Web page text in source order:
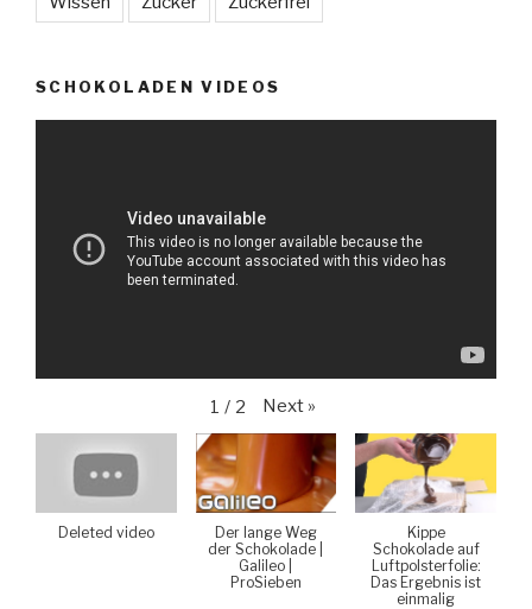
SCHOKOLADEN VIDEOS
1 / 2 Next »
Deleted video
Der lange Weg
der Schokolade |
Galileo |
ProSieben
Kippe
Schokolade auf
Luftpolsterfolie:
Das Ergebnis ist
einmalig